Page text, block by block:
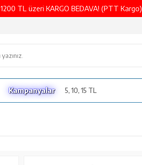
1200 TL üzeri KARGO BEDAVA! (PTT Kargo)
Kampanyalar 5, 10, 15 TL